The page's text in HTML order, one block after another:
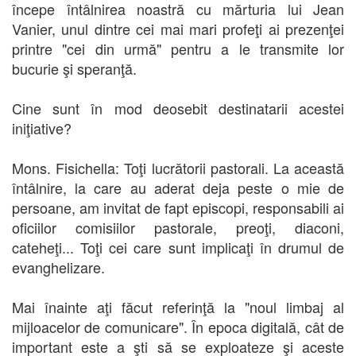
începe întâlnirea noastră cu mărturia lui Jean
Vanier, unul dintre cei mai mari profeţi ai prezenţei
printre "cei din urmă" pentru a le transmite lor
bucurie şi speranţă.
Cine sunt în mod deosebit destinatarii acestei
iniţiative?
Mons. Fisichella: Toţi lucrătorii pastorali. La această
întâlnire, la care au aderat deja peste o mie de
persoane, am invitat de fapt episcopi, responsabili ai
oficiilor comisiilor pastorale, preoţi, diaconi,
cateheţi... Toţi cei care sunt implicaţi în drumul de
evanghelizare.
Mai înainte aţi făcut referinţă la "noul limbaj al
mijloacelor de comunicare". În epoca digitală, cât de
important este a şti să se exploateze şi aceste